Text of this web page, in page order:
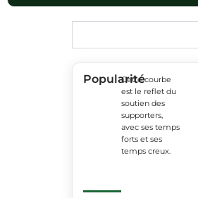
PopularitéCette courbe
est le reflet du
soutien des
supporters,
avec ses temps
forts et ses
temps creux.